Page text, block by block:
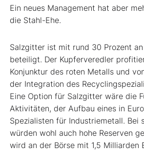
Ein neues Management hat aber
die Stahl-Ehe.
Salzgitter ist mit rund 30 Prozent an
beteiligt. Der Kupferveredler
Konjunktur des roten Metalls und
der Integration des
Eine Option für Salzgitter wäre die
Aktivitäten, der Aufbau eines in
Spezialisten für Industriemetall. Bei
würden wohl auch hohe Reserven
wird an der Börse mit 1,5 Milliarden